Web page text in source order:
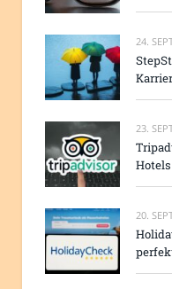
24.
23.
20.